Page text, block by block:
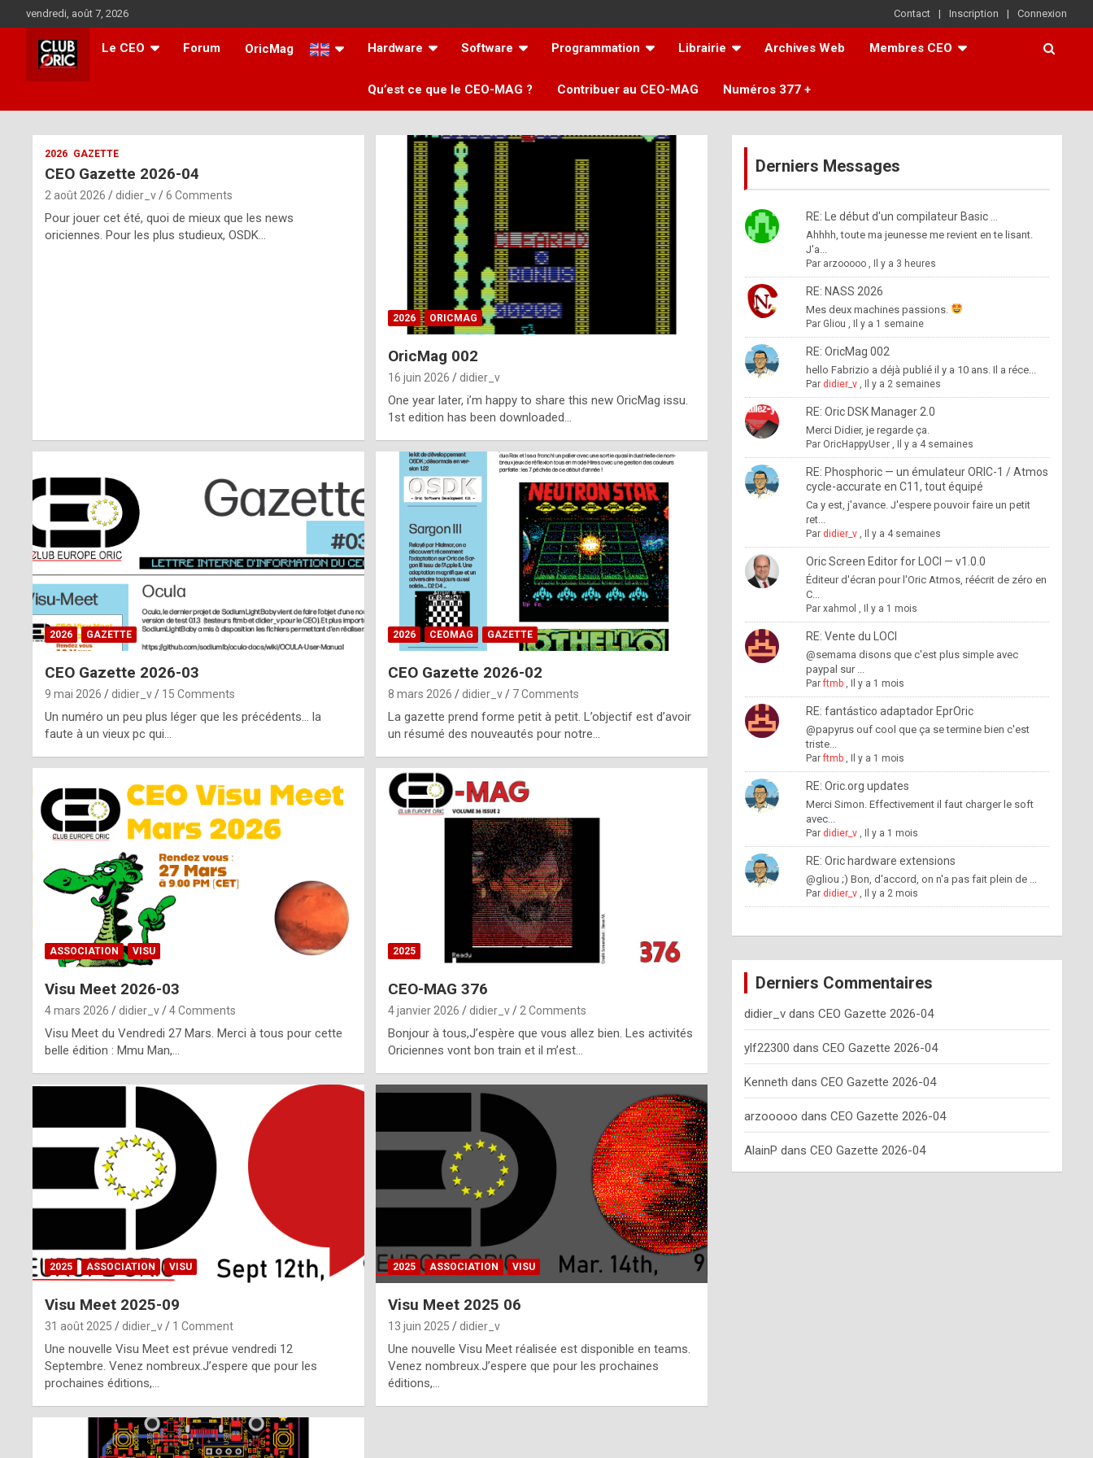
to
content
vendredi, août 7, 2026 Contact Inscription Connexion
Le CEO Forum OricMag Hardware Software Programmation Librairie Archives Web Membres CEO
Qu’est ce que le CEO-MAG ? Contribuer au CEO-MAG Numéros 377 +
ff
m
2026 GAZETTE
CEO Gazette 2026-04
2 août 2026 didier_v 6 Comments
Pour jouer cet été, quoi de mieux que les news
oriciennes. Pour les plus studieux, OSDK…
2026 ORICMAG
OricMag 002
16 juin 2026 didier_v
One year later, i’m happy to share this new OricMag issu.
1st edition has been downloaded…
2026 GAZETTE
CEO Gazette 2026-03
9 mai 2026 didier_v 15 Comments
Un numéro un peu plus léger que les précédents… la
faute à un vieux pc qui…
2026 CEOMAG GAZETTE
CEO Gazette 2026-02
8 mars 2026 didier_v 7 Comments
La gazette prend forme petit à petit. L’objectif est d’avoir
un résumé des nouveautés pour notre…
ASSOCIATION VISU
Visu Meet 2026-03
4 mars 2026 didier_v 4 Comments
Visu Meet du Vendredi 27 Mars. Merci à tous pour cette
belle édition : Mmu Man,…
2025
CEO-MAG 376
4 janvier 2026 didier_v 2 Comments
Bonjour à tous,J’espère que vous allez bien. Les activités
Oriciennes vont bon train et il m’est…
2025 ASSOCIATION VISU
Visu Meet 2025-09
31 août 2025 didier_v 1 Comment
Une nouvelle Visu Meet est prévue vendredi 12
Septembre. Venez nombreux.J’espere que pour les
prochaines éditions,…
2025 ASSOCIATION VISU
Visu Meet 2025 06
13 juin 2025 didier_v
Une nouvelle Visu Meet réalisée est disponible en teams.
Venez nombreux.J’espere que pour les prochaines
éditions,…
Derniers Messages
RE: Le début d'un compilateur Basic ...
Ahhhh, toute ma jeunesse me revient en te lisant.
J'a...
Par arzooooo, Il y a 3 heures
RE: NASS 2026
Mes deux machines passions.
Par Gliou , Il y a 1 semaine
RE: OricMag 002
hello Fabrizio a déjà publié il y a 10 ans. Il a réce...
Par didier_v, Il y a 2 semaines
RE: Oric DSK Manager 2.0
Merci Didier, je regarde ça.
Par OricHappyUser, Il y a 4 semaines
RE: Phosphoric — un émulateur ORIC-1 / Atmos
cycle-accurate en C11, tout équipé
Ca y est, j'avance. J'espere pouvoir faire un petit
ret...
Par didier_v, Il y a 4 semaines
Oric Screen Editor for LOCI — v1.0.0
Éditeur d'écran pour l'Oric Atmos, réécrit de zéro en
C...
Par xahmol , Il y a 1 mois
RE: Vente du LOCI
@semama disons que c'est plus simple avec
paypal sur ...
Parftmb, Il y a 1 mois
RE: fantástico adaptador EprOric
@papyrus ouf cool que ça se termine bien c'est
triste...
Parftmb, Il y a 1 mois
RE: Oric.org updates
Merci Simon. Effectivement il faut charger le soft
avec...
Par didier_v, Il y a 1 mois
RE: Oric hardware extensions
@gliou ;) Bon, d'accord, on n'a pas fait plein de ...
Par didier_v, Il y a 2 mois
Derniers Commentaires
didier_vdans CEO Gazette 2026-04
ylf22300 dans CEO Gazette 2026-04
Kenneth dans CEO Gazette 2026-04
arzooooo dans CEO Gazette 2026-04
AlainP dans CEO Gazette 2026-04